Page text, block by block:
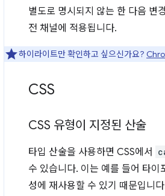
별도로 명시되지 않는 한 다음
전 채널에 적용됩니다.
하이라이트만 확인하고 싶으신가요?
CSS
CSS 유형이 지정된 산술
타입 산술을 사용하면 CSS에서
수 있습니다. 이는 예를 들어 타
성에 재사용할 수 있기 때문입니